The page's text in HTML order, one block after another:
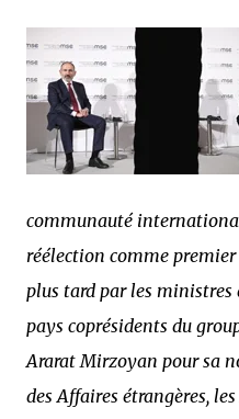
communauté
réélection comme
plus tard par les ministres
pays coprésidents du
Ararat Mirzoyan pour sa
des Affaires étrangères,